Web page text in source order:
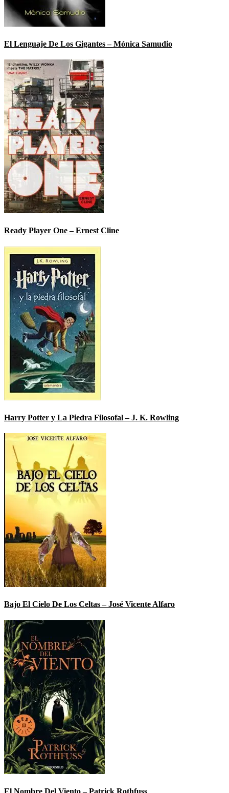
El Lenguaje De Los Gigantes – Mónica Samudio
Ready Player One – Ernest Cline
Harry Potter y La Piedra Filosofal – J. K. Rowling
Bajo El Cielo De Los Celtas – José Vicente Alfaro
El Nombre Del Viento – Patrick Rothfuss